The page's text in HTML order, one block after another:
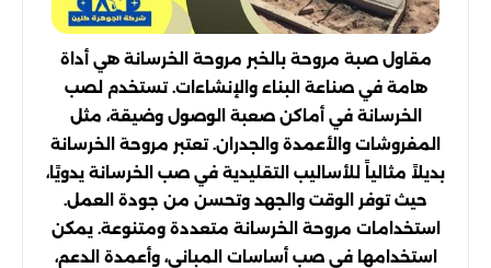
مقاول صبة مروحة بالخبر مروحة الخرسانة هي أداة
هامة في صناعة البناء والإنشاءات. تستخدم لصب
الخرسانة في أماكن صعبة الوصول وضيقة، مثل
المفروشات والأعمدة والجدران. تعتبر مروحة الخرسانة
بديلاً مثالياً للأساليب التقليدية في صب الخرسانة يدويًا،
حيث توفر الوقت والجهد وتحسن من جودة العمل.
استخدامات مروحة الخرسانة متعددة ومتنوعة. يمكن
استخدامها في صب أساسات المباني، وأعمدة الدعم،